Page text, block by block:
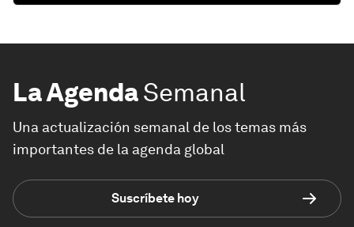
La AgendaSemanal
Una actualización semanal de los temas más
importantes de la agenda global
Suscríbete hoy